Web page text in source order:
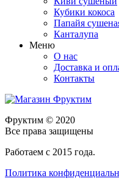
Кубики кокоса
Папайя
Канталупа
Меню
О нас
Доставка и
Контакты
Фруктим © 2020
Все права защищены
Работаем с 2015 года.
Политика